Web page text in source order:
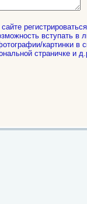
вступать в
картинки в
страничке и